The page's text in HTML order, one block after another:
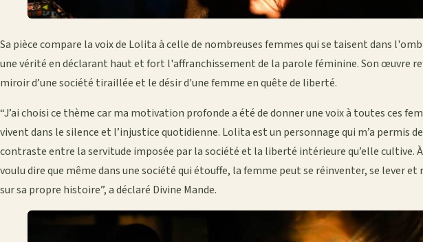
Sa pièce compare la voix de Lolita à celle de nombreuses femmes qui se taisent dans
une vérité en déclarant haut et fort l'affranchissement de la parole féminine. Son œuvre
miroir d’une société tiraillée et le désir d'une femme en quête de liberté.
“J’ai choisi ce thème car ma motivation profonde a été de donner une voix à toutes ces
vivent dans le silence et l’injustice quotidienne. Lolita est un personnage qui m’a permis
contraste entre la servitude imposée par la société et la liberté intérieure qu’elle cultive.
voulu dire que même dans une société qui étouffe, la femme peut se réinventer, se lever
sur sa propre histoire”, a déclaré Divine Mande.